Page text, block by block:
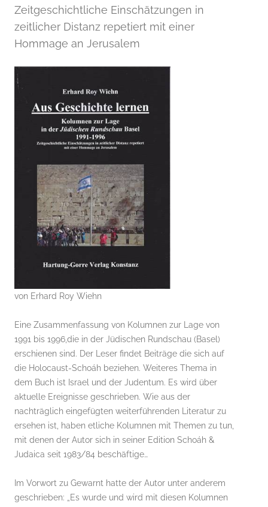
Zeitgeschichtliche Einschätzungen in
zeitlicher Distanz repetiert mit einer
Hommage an Jerusalem
von Erhard Roy Wiehn
Eine Zusammenfassung von Kolumnen zur Lage von
1991 bis 1996,die in der Jüdischen Rundschau (Basel)
erschienen sind. Der Leser findet Beiträge die sich auf
die Holocaust-Schoáh beziehen. Weiteres Thema in
dem Buch ist Israel und der Judentum. Es wird über
aktuelle Ereignisse geschrieben. Wie aus der
nachträglich eingefügten weiterführenden Literatur zu
ersehen ist, haben etliche Kolumnen mit Themen zu tun,
mit denen der Autor sich in seiner Edition Schoáh &
Judaica seit 1983/84 beschäftige…
Im Vorwort zu Gewarnt hatte der Autor unter anderem
geschrieben: „Es wurde und wird mit diesen Kolumnen